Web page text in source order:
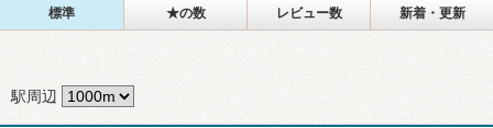
標準 ★の数 レビュー数 新着・更新
駅周辺